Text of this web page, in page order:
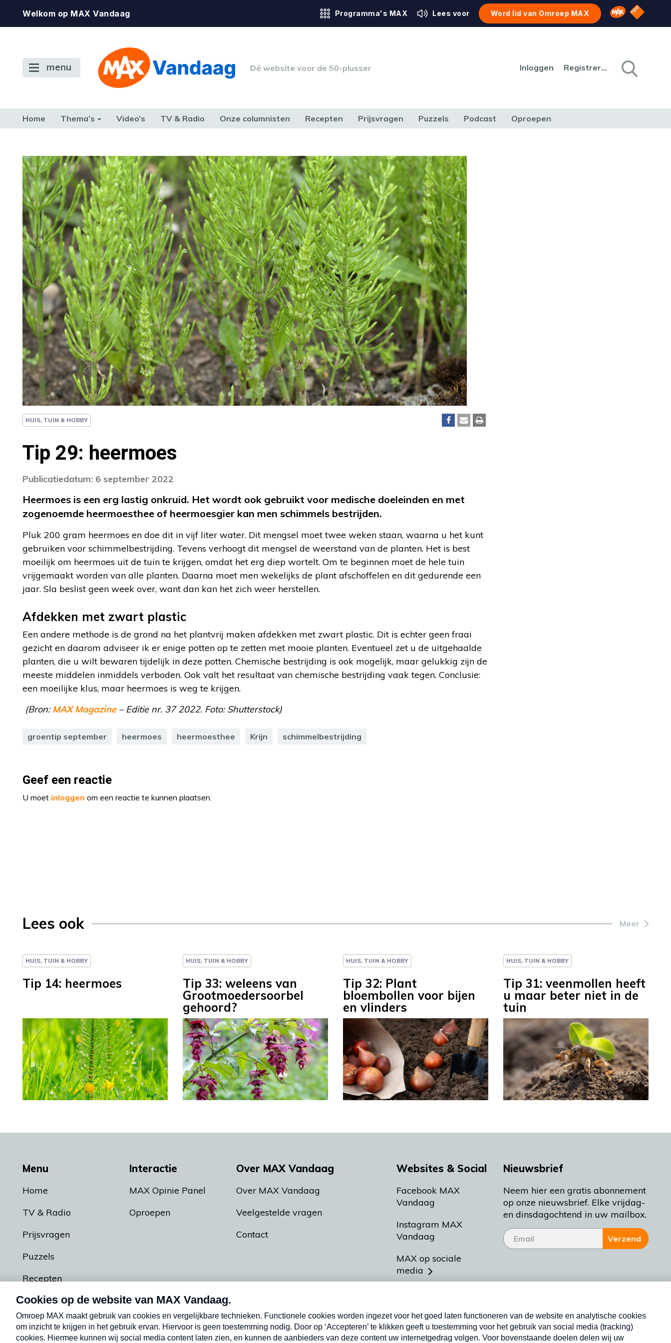
Welkom op MAX Vandaag Programma's MAX Lees voor Word lid van Omroep MAX Omroep MAX
NPO
menu Dé website voor de 50-plusser Inloggen Registreren
Home Thema’s Video’s TV & Radio Onze columnisten Recepten Prijsvragen Puzzels Podcast Oproepen
HUIS, TUIN & HOBBY
Tip 29: heermoes
Publicatiedatum: 6 september 2022
Heermoes is een erg lastig onkruid. Het wordt ook gebruikt voor medische doeleinden en met
zogenoemde heermoesthee of heermoesgier kan men schimmels bestrijden.
Pluk 200 gram heermoes en doe dit in vijf liter water. Dit mengsel moet twee weken staan, waarna u het kunt
gebruiken voor schimmelbestrijding. Tevens verhoogt dit mengsel de weerstand van de planten. Het is best
moeilijk om heermoes uit de tuin te krijgen, omdat het erg diep wortelt. Om te beginnen moet de hele tuin
vrijgemaakt worden van alle planten. Daarna moet men wekelijks de plant afschoffelen en dit gedurende een
jaar. Sla beslist geen week over, want dan kan het zich weer herstellen.
Afdekken met zwart plastic
Een andere methode is de grond na het plantvrij maken afdekken met zwart plastic. Dit is echter geen fraai
gezicht en daarom adviseer ik er enige potten op te zetten met mooie planten. Eventueel zet u de uitgehaalde
planten, die u wilt bewaren tijdelijk in deze potten. Chemische bestrijding is ook mogelijk, maar gelukkig zijn de
meeste middelen inmiddels verboden. Ook valt het resultaat van chemische bestrijding vaak tegen. Conclusie:
een moeilijke klus, maar heermoes is weg te krijgen.
(Bron:MAX Magazine– Editie nr. 37 2022. Foto: Shutterstock)
groentip september heermoes heermoesthee Krijn schimmelbestrijding
Geef een reactie
U moet inloggen om een reactie te kunnen plaatsen.
Lees ook Meer
HUIS, TUIN & HOBBY
Tip 14: heermoes
HUIS, TUIN & HOBBY
Tip 33: weleens van
Grootmoedersoorbel
gehoord?
HUIS, TUIN & HOBBY
Tip 32: Plant
bloembollen voor bijen
en vlinders
HUIS, TUIN & HOBBY
Tip 31: veenmollen heeft
u maar beter niet in de
tuin
Menu
Home
TV & Radio
Prijsvragen
Puzzels
Recepten
Podcasts
Interactie
MAX Opinie Panel
Oproepen
Over MAX Vandaag
Over MAX Vandaag
Veelgestelde vragen
Contact
Websites & Social
Facebook MAX
Vandaag
Instagram MAX
Vandaag
MAX op sociale
media
Meldpunt Actueel
Heel Holland Bakt
Nieuwsbrief
Neem hier een gratis abonnement
op onze nieuwsbrief. Elke vrijdag-
en dinsdagochtend in uw mailbox.
Verzend
Nieuwsbrief